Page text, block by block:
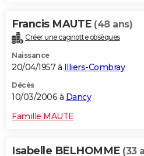
Francis MAUTE (48 ans)
Créer une cagnotte obsèques
Naissance
20/04/1957 à Illiers-Combray
Décès
10/03/2006 à Dancy
Famille MAUTE
Isabelle BELHOMME (33